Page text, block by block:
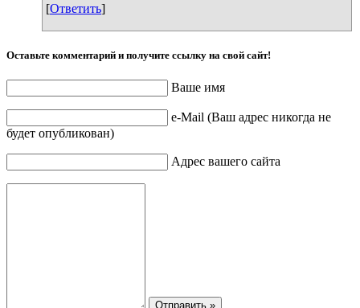
[Ответить]
Оставьте комментарий и получите ссылку на свой сайт!
Ваше имя
e-Mail (Ваш адрес никогда не
будет опубликован)
Адрес вашего сайта